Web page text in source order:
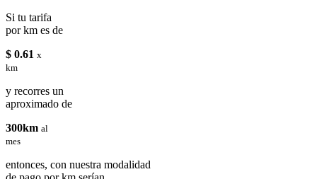
Si tu tarifa
por km es de
$ 0.61 x
km
y recorres un
aproximado de
300km al
mes
entonces, con nuestra modalidad